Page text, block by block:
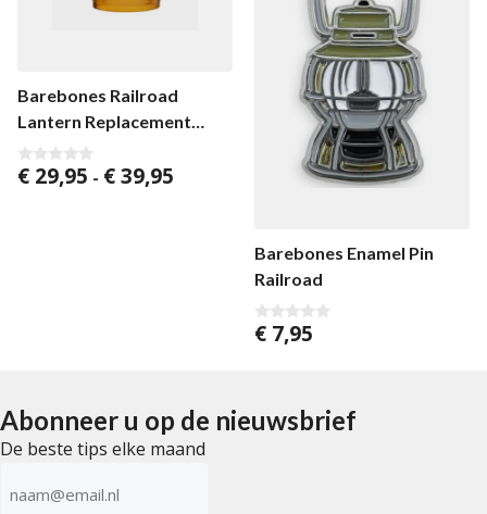
Barebones Railroad
Lantern Replacement
Glass
0
v
€ 29,95 - €39,95
Barebones Enamel Pin
Railroad
0
€ 7,95
Abonneer u op de nieuwsbrief
De beste tips elke maand
mailadres(Vereist)